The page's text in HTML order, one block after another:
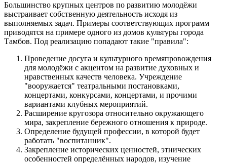
Большинство крупных центров по развитию молодёжи
выстраивает собственную деятельность исходя из
выполняемых задач. Примеры соответствующих программ
приводятся на примере одного из домов культуры города
Тамбов. Под реализацию попадают такие "правила":
Проведение досуга и культурного времяпровождения
для молодёжи с акцентом на развитие духовных и
нравственных качеств человека. Учреждение
"вооружается" театральными постановками,
концертами, конкурсами, концертами, и прочими
вариантами клубных мероприятий.
Расширение кругозора относительно окружающего
мира, закрепление бережного отношения к природе.
Определение будущей профессии, в которой будет
работать "воспитанник".
Закрепление исторических ценностей, этнических
особенностей определённых народов, изучение